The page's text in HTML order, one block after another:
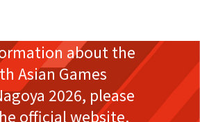
about the
Asian Games
2026, please
official website.